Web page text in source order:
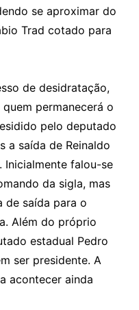
se aproximar do
Trad cotado para
de desidratação,
permanecerá o
pelo deputado
a saída de Reinaldo
Inicialmente falou-se
da sigla, mas
de saída para o
Além do próprio
estadual Pedro
ser presidente. A
acontecer ainda